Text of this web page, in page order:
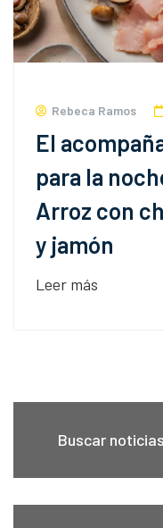
Rebeca Ramos
El
para la
Arroz con
y jamón
Leer más